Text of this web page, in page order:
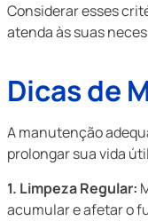
Considerar esses
atenda às suas
Dicas de
A manutenção
prolongar sua vida
1. Limpeza Regular:
acumular e afetar o